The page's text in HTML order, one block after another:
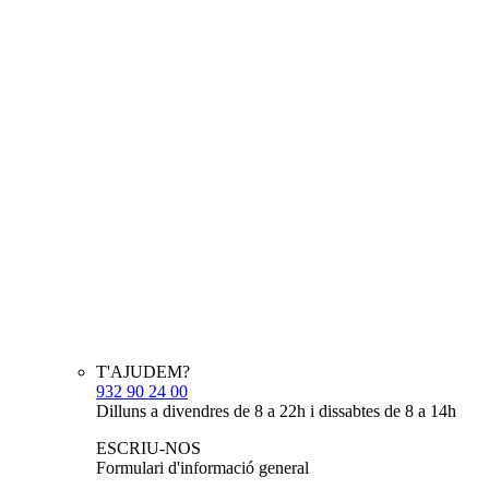
T'AJUDEM?
932 90 24 00
Dilluns a divendres de 8 a 22h i dissabtes de 8 a 14h
ESCRIU-NOS
Formulari d'informació general